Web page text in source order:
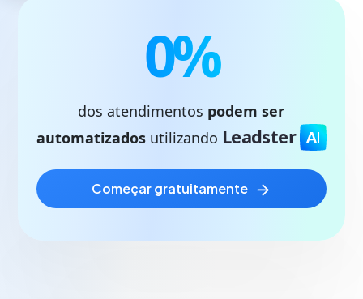
0%
dos atendimentos podem ser
automatizados utilizando Leadster
começar gratuitamente